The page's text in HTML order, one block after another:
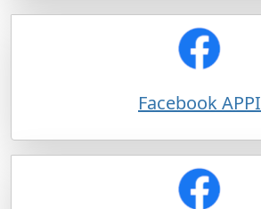
Facebook APPI